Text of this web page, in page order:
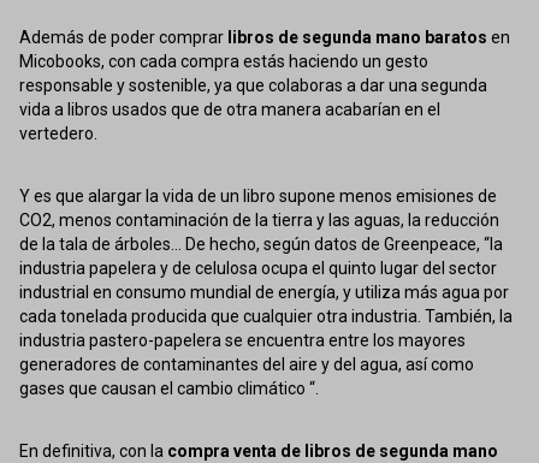
Además de poder comprar libros de segunda mano baratos en
Micobooks, con cada compra estás haciendo un gesto
responsable y sostenible, ya que colaboras a dar una segunda
vida a libros usados que de otra manera acabarían en el
vertedero.
Y es que alargar la vida de un libro supone menos emisiones de
CO2, menos contaminación de la tierra y las aguas, la reducción
de la tala de árboles... De hecho, según datos de Greenpeace, “la
industria papelera y de celulosa ocupa el quinto lugar del sector
industrial en consumo mundial de energía, y utiliza más agua por
cada tonelada producida que cualquier otra industria. También, la
industria pastero-papelera se encuentra entre los mayores
generadores de contaminantes del aire y del agua, así como
gases que causan el cambio climático “.
En definitiva, con la compra venta de libros de segunda mano